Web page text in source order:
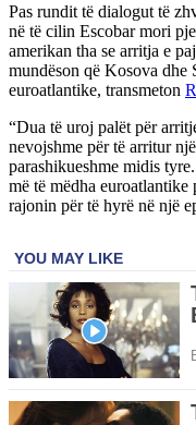
Pas rundit të dialogut të
në të cilin Escobar mori
amerikan tha se arritja e
mundëson që Kosova dhe
euroatlantike, transmeton
“Dua të uroj palët për
nevojshme për të arritur
parashikueshme midis
më të mëdha euroatlantike
rajonin për të hyrë në një